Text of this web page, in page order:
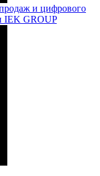
и цифрового
IEK GROUP